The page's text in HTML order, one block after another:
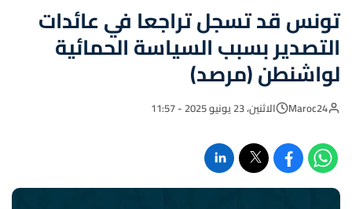
تونس قد تسجل تراجعا في عائدات
التصدير بسبب السياسة الحمائية
لواشنطن (مرصد)
Maroc24 الاثنين، 23 يونيو 2025 - 11:57